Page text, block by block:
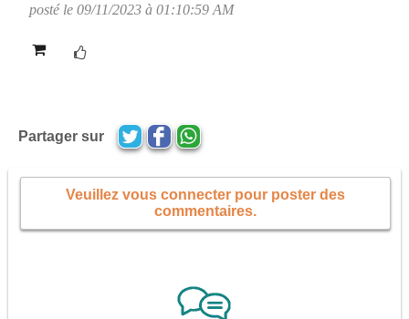
posté le 09/11/2023 à 01:10:59 AM
Partager sur
Veuillez vous connecter pour poster des
commentaires.